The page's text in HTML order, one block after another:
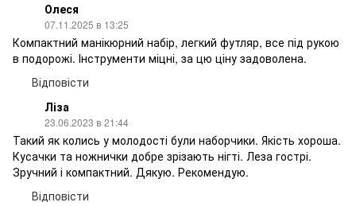
Олеся
07.11.2025 в 13:25
Компактний манікюрний набір, легкий футляр, все під рукою
в подорожі. Інструменти міцні, за цю ціну задоволена.
Відповісти
Ліза
23.06.2023 в 21:44
Такий як колись у молодості були наборчики. Якість хороша.
Кусачки та ножнички добре зрізають нігті. Леза гострі.
Зручний і компактний. Дякую. Рекомендую.
Відповісти